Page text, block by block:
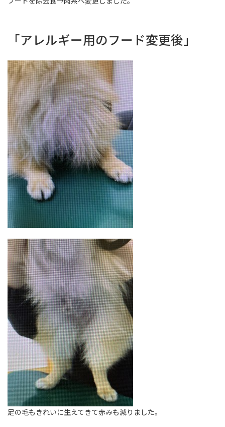
「アレルギー用のフード変更後」
足の毛もきれいに生えてきて赤みも減りました。